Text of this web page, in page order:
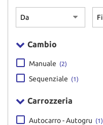
Cambio
Manuale (2)
Sequenziale (1)
Carrozzeria
Autocarro - Autogru (1)